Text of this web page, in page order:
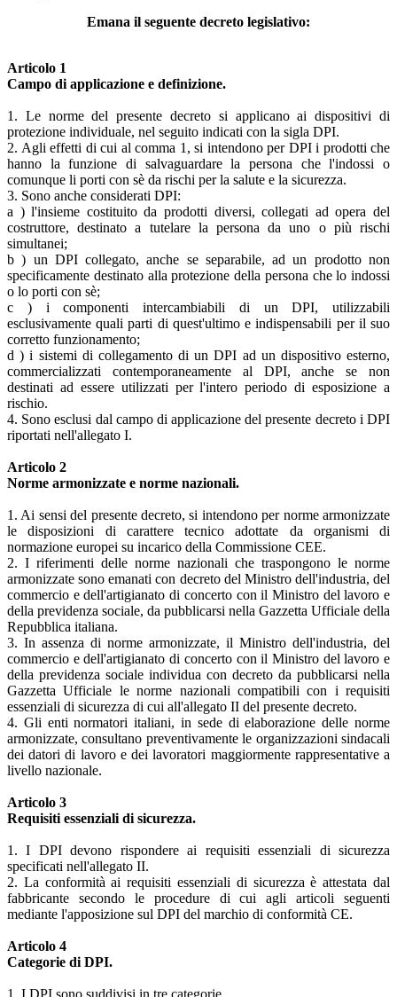
Emana il seguente decreto legislativo:
Articolo 1
Campo di applicazione e definizione.
1. Le norme del presente decreto si applicano ai dispositivi di
protezione individuale, nel seguito indicati con la sigla DPI.
2. Agli effetti di cui al comma 1, si intendono per DPI i prodotti che
hanno la funzione di salvaguardare la persona che l'indossi o
comunque li porti con sè da rischi per la salute e la sicurezza.
3. Sono anche considerati DPI:
a ) l'insieme costituito da prodotti diversi, collegati ad opera del
costruttore, destinato a tutelare la persona da uno o più rischi
simultanei;
b ) un DPI collegato, anche se separabile, ad un prodotto non
specificamente destinato alla protezione della persona che lo indossi
o lo porti con sè;
c ) i componenti intercambiabili di un DPI, utilizzabili
esclusivamente quali parti di quest'ultimo e indispensabili per il suo
corretto funzionamento;
d ) i sistemi di collegamento di un DPI ad un dispositivo esterno,
commercializzati contemporaneamente al DPI, anche se non
destinati ad essere utilizzati per l'intero periodo di esposizione a
rischio.
4. Sono esclusi dal campo di applicazione del presente decreto i DPI
riportati nell'allegato I.
Articolo 2
Norme armonizzate e norme nazionali.
1. Ai sensi del presente decreto, si intendono per norme armonizzate
le disposizioni di carattere tecnico adottate da organismi di
normazione europei su incarico della Commissione CEE.
2. I riferimenti delle norme nazionali che traspongono le norme
armonizzate sono emanati con decreto del Ministro dell'industria, del
commercio e dell'artigianato di concerto con il Ministro del lavoro e
della previdenza sociale, da pubblicarsi nella Gazzetta Ufficiale della
Repubblica italiana.
3. In assenza di norme armonizzate, il Ministro dell'industria, del
commercio e dell'artigianato di concerto con il Ministro del lavoro e
della previdenza sociale individua con decreto da pubblicarsi nella
Gazzetta Ufficiale le norme nazionali compatibili con i requisiti
essenziali di sicurezza di cui all'allegato II del presente decreto.
4. Gli enti normatori italiani, in sede di elaborazione delle norme
armonizzate, consultano preventivamente le organizzazioni sindacali
dei datori di lavoro e dei lavoratori maggiormente rappresentative a
livello nazionale.
Articolo 3
Requisiti essenziali di sicurezza.
1. I DPI devono rispondere ai requisiti essenziali di sicurezza
specificati nell'allegato II.
2. La conformità ai requisiti essenziali di sicurezza è attestata dal
fabbricante secondo le procedure di cui agli articoli seguenti
mediante l'apposizione sul DPI del marchio di conformità CE.
Articolo 4
Categorie di DPI.
1. I DPI sono suddivisi in tre categorie.